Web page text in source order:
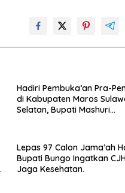
Hadiri Pembuka’an Pra-
di Kabupaten Maros
Selatan, Bupati Mashuri
Lepas 97 Calon Jama’ah
Bupati Bungo Ingatkan
Jaga Kesehatan.